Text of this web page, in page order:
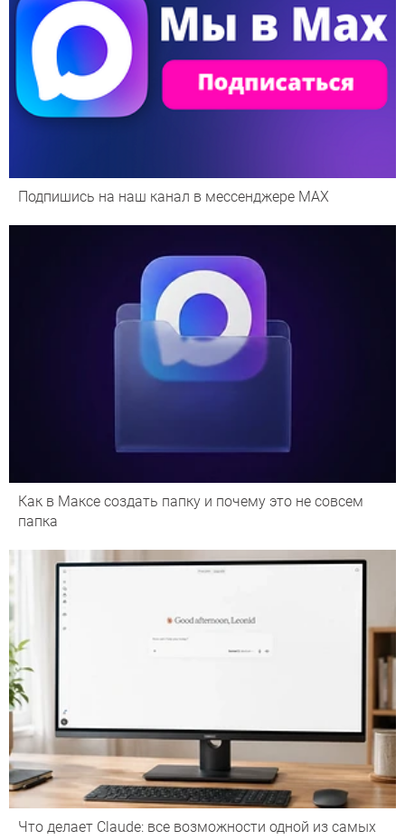
Подпишись на наш канал в мессенджере МАХ
Как в Максе создать папку и почему это не совсем
папка
Что делает Сlaude: все возможности одной из самых